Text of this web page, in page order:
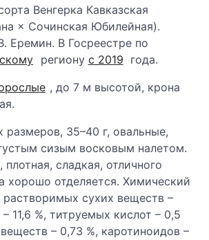
Венгерка Кавказская
× Сочинская Юбилейная).
Еремин. В Госреестре по
региону с 2019 года.
, до 7 м высотой, крона
размеров, 35–40 г, овальные,
сизым восковым налетом.
сладкая, отличного
хорошо отделяется. Химический
растворимых сухих веществ –
– 11,6 %, титруемых кислот – 0,5
– 0,73 %, каротиноидов –